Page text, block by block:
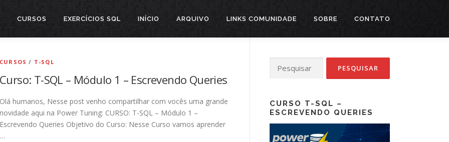
CURSOS EXERCÍCIOS SQL INÍCIO ARQUIVO LINKS COMUNIDADE SOBRE CONTATO
CURSOS / T-SQL
Curso: T-SQL – Módulo 1 – Escrevendo Queries
Olá humanos, Nesse post venho compartilhar com vocês uma grande
novidade aqui na Power Tuning: CURSO: T-SQL – Módulo 1 –
Escrevendo Queries Objetivo do Curso: Nesse Curso vamos aprender
…
por:
CURSO T-SQL –
ESCREVENDO QUERIES